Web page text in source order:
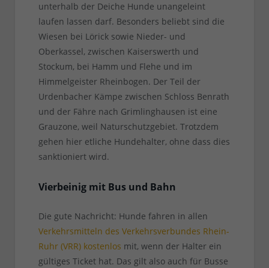
unterhalb der Deiche Hunde unangeleint
laufen lassen darf. Besonders beliebt sind die
Wiesen bei Lörick sowie Nieder- und
Oberkassel, zwischen Kaiserswerth und
Stockum, bei Hamm und Flehe und im
Himmelgeister Rheinbogen. Der Teil der
Urdenbacher Kämpe zwischen Schloss Benrath
und der Fähre nach Grimlinghausen ist eine
Grauzone, weil Naturschutzgebiet. Trotzdem
gehen hier etliche Hundehalter, ohne dass dies
sanktioniert wird.
Vierbeinig mit Bus und Bahn
Die gute Nachricht: Hunde fahren in allen
Verkehrsmitteln des Verkehrsverbundes Rhein-
Ruhr (VRR) kostenlos mit, wenn der Halter ein
gültiges Ticket hat. Das gilt also auch für Busse